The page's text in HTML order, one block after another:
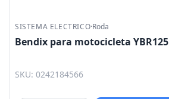
SISTEMA ELECTRICO·Roda
Bendix para motocicleta YBR125
SKU: 0242184566